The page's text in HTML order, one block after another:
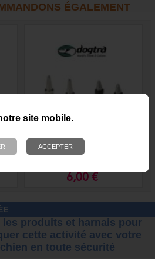
site mobile.
ÉGALEMENT
Electrodes de
remplacement pour collier
6,00 €
les produits et harnais pour
cette activité avec votre
chien en toute sécurité